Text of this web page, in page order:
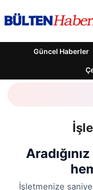
Güncel Haberler
İşletmenize